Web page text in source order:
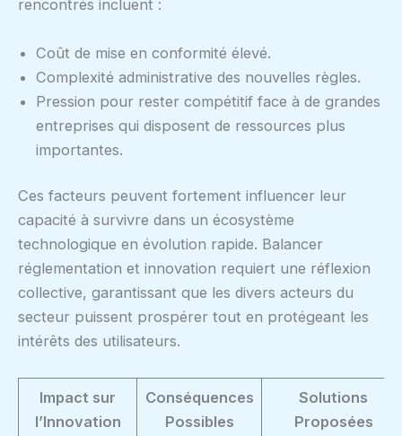
rencontrés incluent :
Coût de mise en conformité élevé.
Complexité administrative des nouvelles règles.
Pression pour rester compétitif face à de grandes
entreprises qui disposent de ressources plus
importantes.
Ces facteurs peuvent fortement influencer leur
capacité à survivre dans un écosystème
technologique en évolution rapide. Balancer
réglementation et innovation requiert une réflexion
collective, garantissant que les divers acteurs du
secteur puissent prospérer tout en protégeant les
intérêts des utilisateurs.
Impact sur
l’Innovation
Conséquences
Possibles
Solutions
Proposées